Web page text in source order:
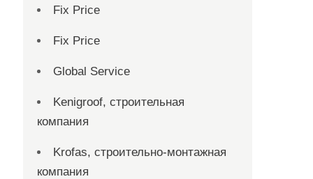
Fix Price
Fix Price
Global Service
Kenigroof, строительная
компания
Krofas, строительно-монтажная
компания